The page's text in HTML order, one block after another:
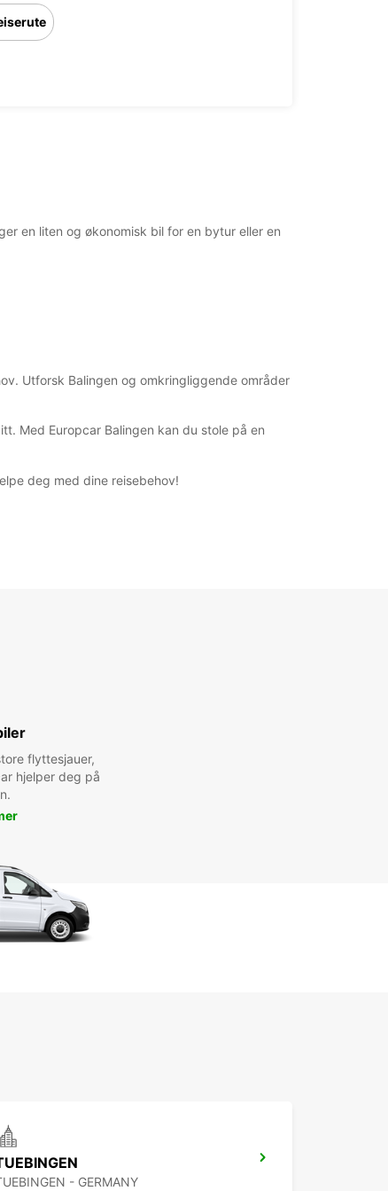
en liten og økonomisk bil for en bytur eller en
Utforsk Balingen og omkringliggende områder
Med Europcar Balingen kan du stole på en
deg med dine reisebehov!
flyttesjauer,
hjelper deg på
- GERMANY